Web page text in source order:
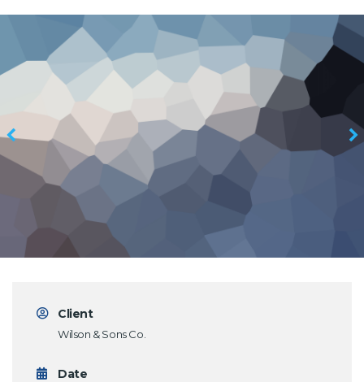
Client
Wilson & Sons Co.
Date